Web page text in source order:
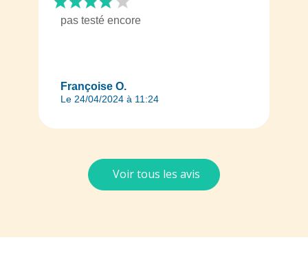
Françoise O.
Le 24/04/2024 à 11:24
pas testé encore
Voir tous les avis